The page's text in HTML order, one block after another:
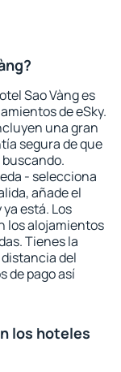
Sao Vàng es
de eSky.
una gran
segura de que
- selecciona
añade el
está. Los
los alojamientos
Tienes la
del
de pago así
los hoteles